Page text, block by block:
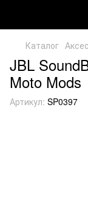
Каталог
JBL
Moto Mods
Артикул: SP0397